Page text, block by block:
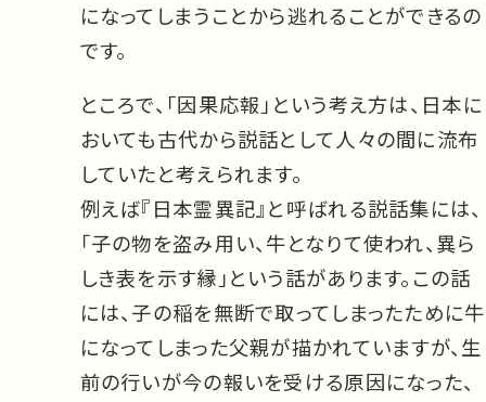
になってしまうことから逃れることができるの
です。
ところで、「因果応報」という考え方は、日本に
おいても古代から説話として人々の間に流布
していたと考えられます。
例えば『日本霊異記』と呼ばれる説話集には、
「子の物を盗み用い、牛となりて使われ、異ら
しき表を示す縁」という話があります。この話
には、子の稲を無断で取ってしまったために牛
になってしまった父親が描かれていますが、生
前の行いが今の報いを受ける原因になった、